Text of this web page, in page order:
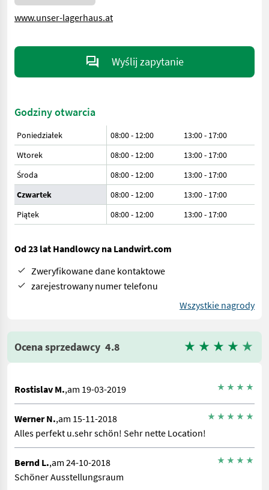
www.unser-lagerhaus.at
Wyślij zapytanie
Godziny otwarcia
Poniedziałek 08:00 - 12:00
13:00 - 17:00
Wtorek
08:00 - 12:00
13:00 - 17:00
Środa
08:00 - 12:00
13:00 - 17:00
Czwartek
08:00 - 12:00
13:00 - 17:00
Piątek
08:00 - 12:00 13:00 - 17:00
Od 23 lat Handlowcy na Landwirt.com
Zweryfikowane dane kontaktowe
zarejestrowany numer telefonu
Wszystkie nagrody
Ocena sprzedawcy 4.8
Rostislav M.,am 19-03-2019
Werner N.,am 15-11-2018
Alles perfekt u.sehr schön! Sehr nette Location!
Bernd L.,am 24-10-2018
Schöner Ausstellungsraum